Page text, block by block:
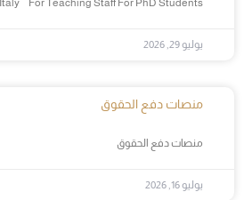
يوليو 29, 2026
منصات دفع الحقوق
منصات دفع الحقوق
يوليو 16, 2026